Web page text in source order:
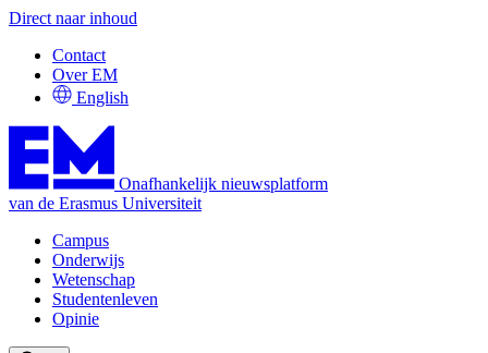
Direct naar inhoud
Contact
Over EM
English
Onafhankelijk nieuwsplatform
van de Erasmus Universiteit
Campus
Onderwijs
Wetenschap
Studentenleven
Opinie